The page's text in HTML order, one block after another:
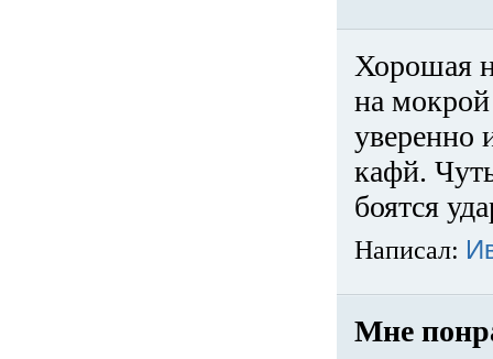
Хорошая
на
уверенно
кафй.
боятся
Написал:
Мне